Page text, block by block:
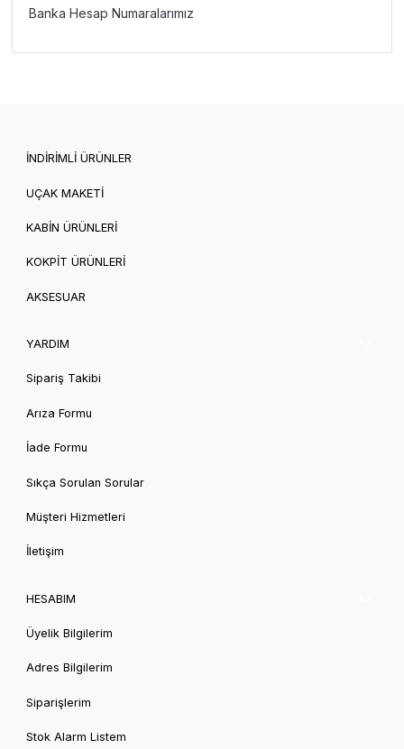
Banka Hesap Numaralarımız
İNDİRİMLİ ÜRÜNLER
UÇAK MAKETİ
KABİN ÜRÜNLERİ
KOKPİT ÜRÜNLERİ
AKSESUAR
YARDIM
Sipariş Takibi
Arıza Formu
İade Formu
Sıkça Sorulan Sorular
Müşteri Hizmetleri
İletişim
HESABIM
Üyelik Bilgilerim
Adres Bilgilerim
Siparişlerim
Stok Alarm Listem